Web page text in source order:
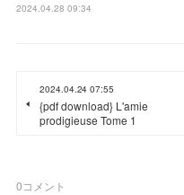
2024.04.28 09:34
2024.04.24 07:55
{pdf download} L'amie
prodigieuse Tome 1
0コメント